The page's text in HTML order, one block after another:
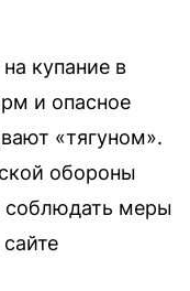
купание в
и опасное
«тягуном».
обороны
соблюдать меры